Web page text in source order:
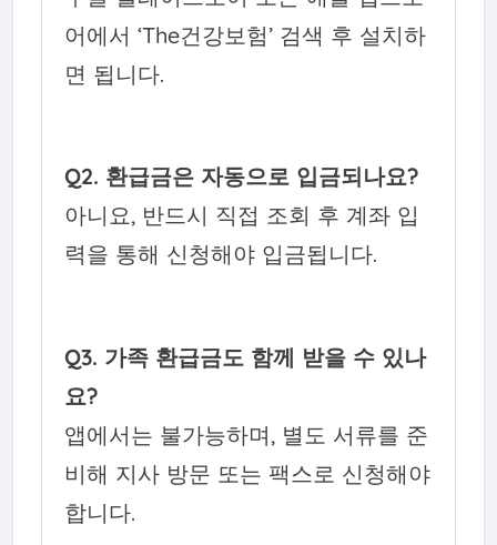
어에서 ‘The건강보험’ 검색 후 설치하
면 됩니다.
Q2. 환급금은 자동으로 입금되나요?
아니요, 반드시 직접 조회 후 계좌 입
력을 통해 신청해야 입금됩니다.
Q3. 가족 환급금도 함께 받을 수 있나
요?
앱에서는 불가능하며, 별도 서류를 준
비해 지사 방문 또는 팩스로 신청해야
합니다.